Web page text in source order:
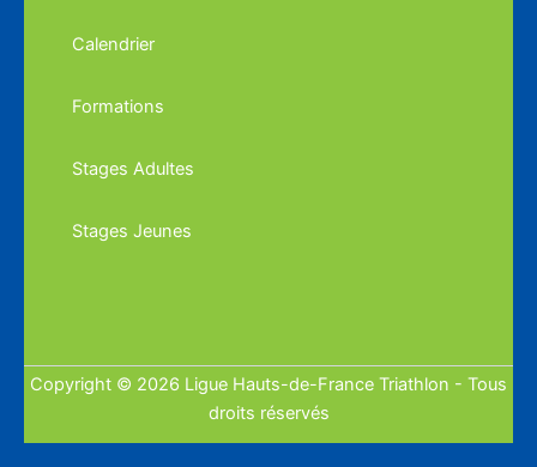
Calendrier
Formations
Stages Adultes
Stages Jeunes
Copyright © 2026 Ligue Hauts-de-France Triathlon - Tous
droits réservés